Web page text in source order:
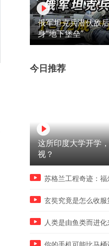
07:39
从城市通勤到机械车位泊车，
俄军坦克兵潜伏敌
身“地下堡垒”
今日推荐
这所印度大学开学
视？
苏格兰工程奇迹：福
玄奘究竟是怎么收服
人类是由鱼类而进化